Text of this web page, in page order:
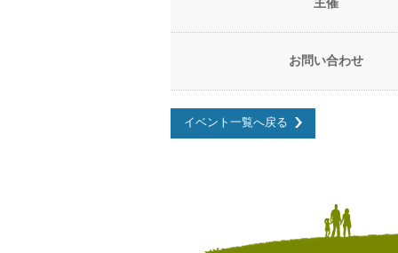
お問い合わせ
イベント一覧へ戻る